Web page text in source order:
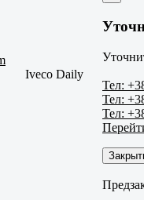
Iveco Daily
Тел:
Тел:
Тел: